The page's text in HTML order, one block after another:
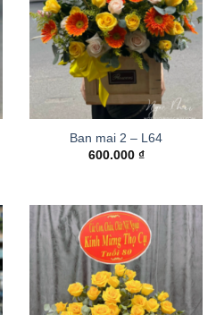
Ban mai 2 – L64
600.000 ₫